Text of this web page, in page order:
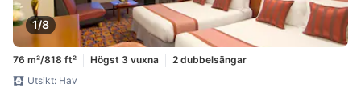
1/8
76 m²/818 ft² Högst 3 vuxna
2 dubbelsängar
Utsikt: Hav